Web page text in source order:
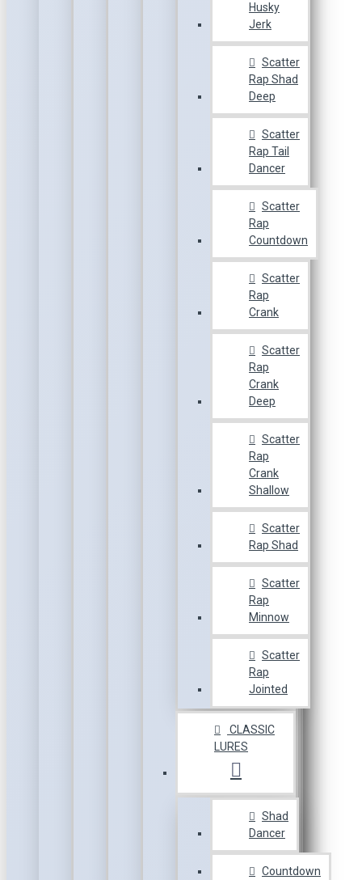
Husky
Jerk
Scatter
Rap Shad
Deep
Scatter
Rap Tail
Dancer
Scatter
Rap
Countdown
Scatter
Rap
Crank
Scatter
Rap
Crank
Deep
Scatter
Rap
Crank
Shallow
Scatter
Rap Shad
Scatter
Rap
Minnow
Scatter
Rap
Jointed
CLASSIC
LURES
Shad
Dancer
Countdown